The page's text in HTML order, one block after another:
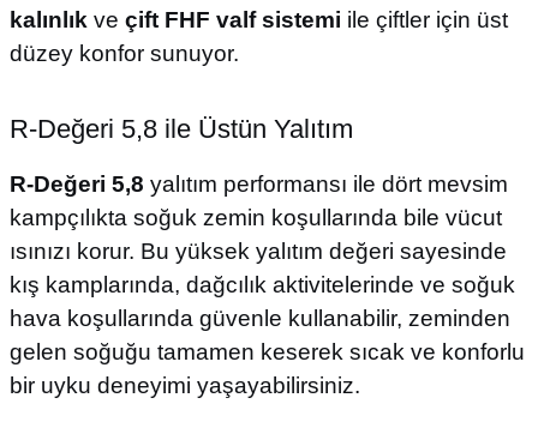
kalınlık ve çift FHF valf sistemi ile çiftler için üst
düzey konfor sunuyor.
R-Değeri 5,8 ile Üstün Yalıtım
R-Değeri 5,8 yalıtım performansı ile dört mevsim
kampçılıkta soğuk zemin koşullarında bile vücut
ısınızı korur. Bu yüksek yalıtım değeri sayesinde
kış kamplarında, dağcılık aktivitelerinde ve soğuk
hava koşullarında güvenle kullanabilir, zeminden
gelen soğuğu tamamen keserek sıcak ve konforlu
bir uyku deneyimi yaşayabilirsiniz.